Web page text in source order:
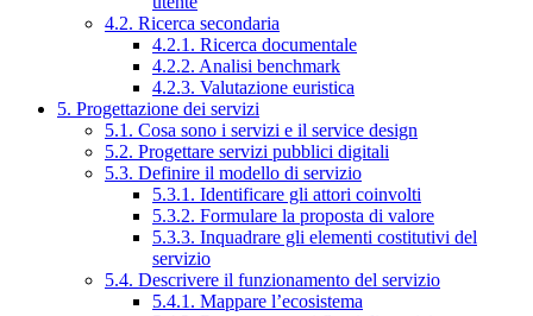
4.2. Ricerca secondaria
4.2.1. Ricerca documentale
4.2.2. Analisi benchmark
4.2.3. Valutazione euristica
5. Progettazione dei servizi
5.1. Cosa sono i servizi e il service design
5.2. Progettare servizi pubblici digitali
5.3. Definire il modello di servizio
5.3.1. Identificare gli attori coinvolti
5.3.2. Formulare la proposta di valore
5.3.3. Inquadrare gli elementi costitutivi del
servizio
5.4. Descrivere il funzionamento del servizio
5.4.1. Mappare l’ecosistema